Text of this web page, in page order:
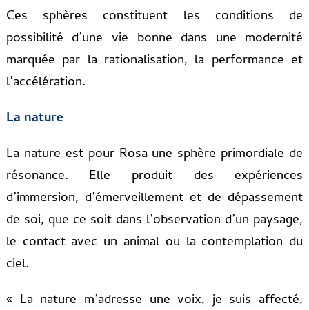
Ces sphères constituent les conditions de
possibilité d’une vie bonne dans une modernité
marquée par la rationalisation, la performance et
l’accélération.
La nature
La nature est pour Rosa une sphère primordiale de
résonance. Elle produit des expériences
d’immersion, d’émerveillement et de dépassement
de soi, que ce soit dans l’observation d’un paysage,
le contact avec un animal ou la contemplation du
ciel.
« La nature m’adresse une voix, je suis affecté,